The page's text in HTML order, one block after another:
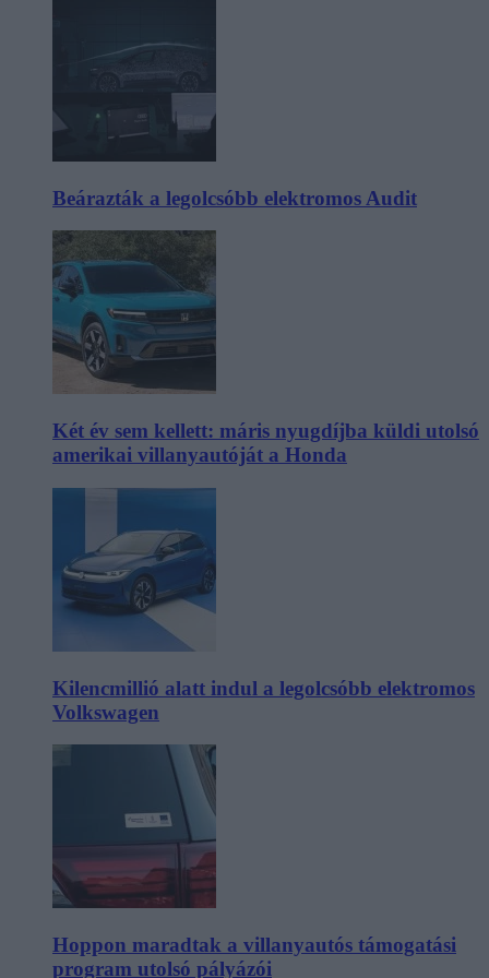
Beárazták a legolcsóbb elektromos Audit
Két év sem kellett: máris nyugdíjba küldi utolsó
amerikai villanyautóját a Honda
Kilencmillió alatt indul a legolcsóbb elektromos
Volkswagen
Hoppon maradtak a villanyautós támogatási
program utolsó pályázói